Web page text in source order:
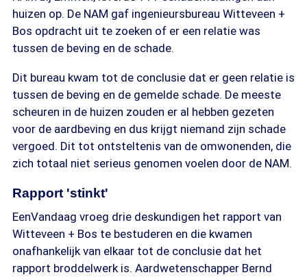
huizen op. De NAM gaf ingenieursbureau Witteveen +
Bos opdracht uit te zoeken of er een relatie was
tussen de beving en de schade.
Dit bureau kwam tot de conclusie dat er geen relatie is
tussen de beving en de gemelde schade. De meeste
scheuren in de huizen zouden er al hebben gezeten
voor de aardbeving en dus krijgt niemand zijn schade
vergoed. Dit tot ontsteltenis van de omwonenden, die
zich totaal niet serieus genomen voelen door de NAM.
Rapport 'stinkt'
EenVandaag vroeg drie deskundigen het rapport van
Witteveen + Bos te bestuderen en die kwamen
onafhankelijk van elkaar tot de conclusie dat het
rapport broddelwerk is. Aardwetenschapper Bernd